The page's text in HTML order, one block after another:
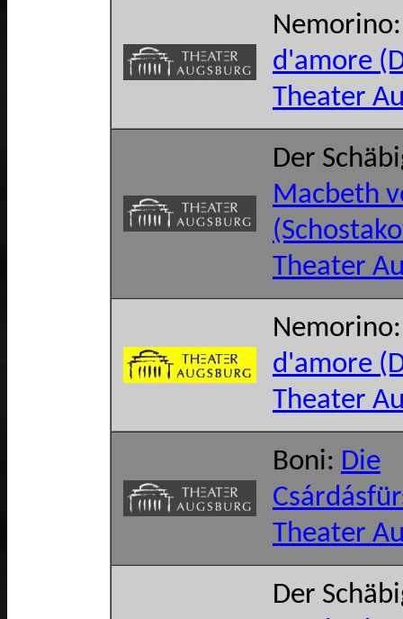
d'amore
Theater
Der
Macbeth
Theater
d'amore
Theater
Boni: Die
Theater
Der